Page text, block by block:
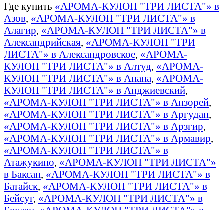
Где купить «АРОМА-КУЛОН "ТРИ ЛИСТА"» в
Азов, «АРОМА-КУЛОН "ТРИ ЛИСТА"» в
Алагир, «АРОМА-КУЛОН "ТРИ ЛИСТА"» в
Александрийская, «АРОМА-КУЛОН "ТРИ
ЛИСТА"» в Александровское, «АРОМА-
КУЛОН "ТРИ ЛИСТА"» в Алтуд, «АРОМА-
КУЛОН "ТРИ ЛИСТА"» в Анапа, «АРОМА-
КУЛОН "ТРИ ЛИСТА"» в Анджиевский,
«АРОМА-КУЛОН "ТРИ ЛИСТА"» в Анзорей,
«АРОМА-КУЛОН "ТРИ ЛИСТА"» в Аргудан,
«АРОМА-КУЛОН "ТРИ ЛИСТА"» в Арзгир,
«АРОМА-КУЛОН "ТРИ ЛИСТА"» в Армавир,
«АРОМА-КУЛОН "ТРИ ЛИСТА"» в
Атажукино, «АРОМА-КУЛОН "ТРИ ЛИСТА"»
в Баксан, «АРОМА-КУЛОН "ТРИ ЛИСТА"» в
Батайск, «АРОМА-КУЛОН "ТРИ ЛИСТА"» в
Бейсуг, «АРОМА-КУЛОН "ТРИ ЛИСТА"» в